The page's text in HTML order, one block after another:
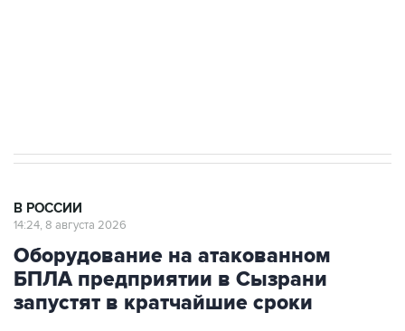
В РОССИИ
14:24, 8 августа 2026
Оборудование на атакованном
БПЛА предприятии в Сызрани
запустят в кратчайшие сроки